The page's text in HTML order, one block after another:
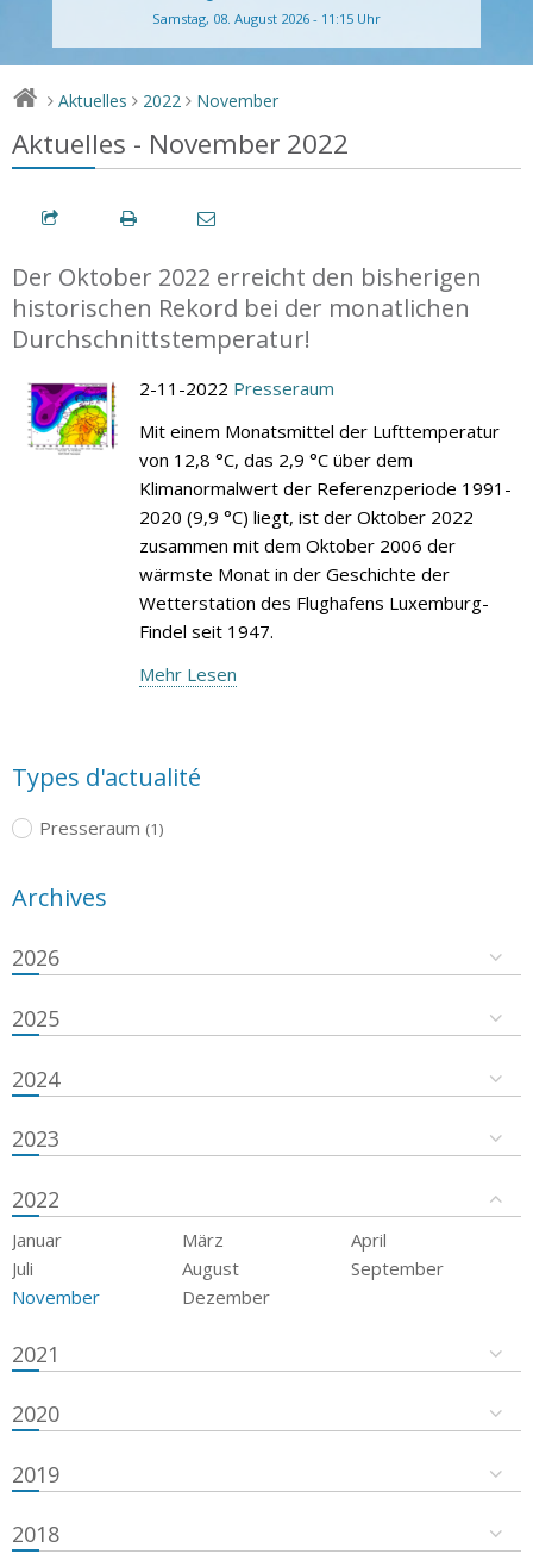
Samstag, 08. August 2026 - 11:15 Uhr
> Aktuelles > 2022 > November
Aktuelles - November 2022
Der Oktober 2022 erreicht den bisherigen
historischen Rekord bei der monatlichen
Durchschnittstemperatur!
2-11-2022 Presseraum
Mit einem Monatsmittel der Lufttemperatur
von 12,8 °C, das 2,9 °C über dem
Klimanormalwert der Referenzperiode 1991-
2020 (9,9 °C) liegt, ist der Oktober 2022
zusammen mit dem Oktober 2006 der
wärmste Monat in der Geschichte der
Wetterstation des Flughafens Luxemburg-
Findel seit 1947.
Mehr Lesen
Types d'actualité
Presseraum (1)
Archives
2026
2025
2024
2023
2022
Januar März
April
Juli
August
September
November
Dezember
2021
2020
2019
2018